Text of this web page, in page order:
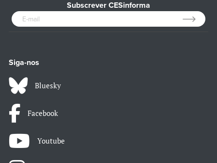
Subscrever CESinforma
Siga-nos
Bluesky
Facebook
Youtube